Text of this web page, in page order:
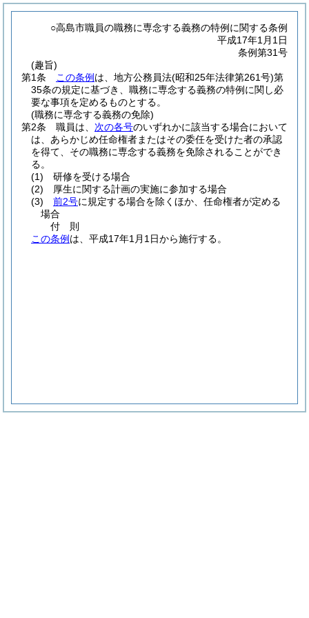
○高島市職員の職務に専念する義務の特例に関する条例
平成17年1月1日
条例第31号
(趣旨)
第1条
この条例 は、地方公務員法(昭和25年法律第261号)第
35条の規定に基づき、職務に専念する義務の特例に関し必
要な事項を定めるものとする。
(職務に専念する義務の免除)
第2条
職員は、 次の各号のいずれかに該当する場合において
は、あらかじめ任命権者またはその委任を受けた者の承認
を得て、その職務に専念する義務を免除されることができ
る。
(1)
研修を受ける場合
(2)
厚生に関する計画の実施に参加する場合
(3)
前2号に規定する場合を除くほか、任命権者が定める
場合
付 則
この条例 は、平成17年1月1日から施行する。